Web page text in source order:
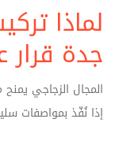
لماذا
جدة
المجال الزجاجي يمنح
إذا نُفّذ بمواصفات